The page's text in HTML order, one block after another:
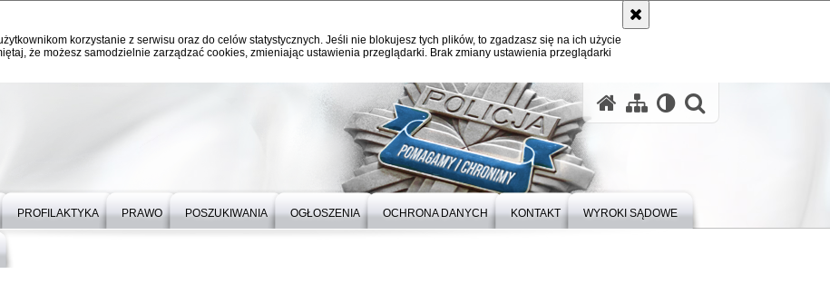
korzystanie z serwisu oraz do celów statystycznych. Jeśli nie blokujesz tych plików, to zgadzasz się na ich użycie
że możesz samodzielnie zarządzać cookies, zmieniając ustawienia przeglądarki. Brak zmiany ustawienia przeglądarki
PROFILAKTYKA PRAWO POSZUKIWANIA OGŁOSZENIA OCHRONA DANYCH KONTAKT WYROKI SĄDOWE